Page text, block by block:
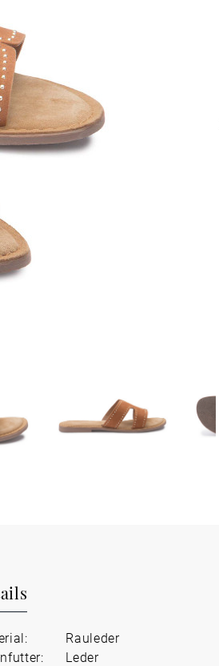
Rauleder
Leder